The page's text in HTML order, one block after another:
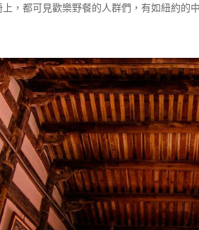
，都可見歡樂野餐的人群們，有如紐約的